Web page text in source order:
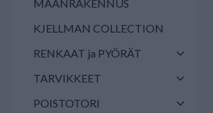
MAANRAKENNUS
KJELLMAN COLLECTION
RENKAAT ja PYÖRÄT
TARVIKKEET
POISTOTORI